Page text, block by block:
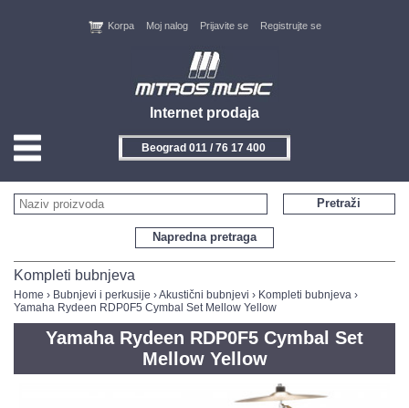
Internet prodaja
Korpa Moj nalog Prijavite se Registrujte se
Beograd 011 / 76 17 400
HOME
KONTAKT
AKCIJE
NOVITETI
Napredna pretraga
Pretraži
Kompleti bubnjeva
Home › Bubnjevi i perkusije ›Akustični bubnjevi › Kompleti bubnjeva ›
Yamaha Rydeen RDP0F5 Cymbal Set Mellow Yellow
Yamaha Rydeen RDP0F5 Cymbal Set
Mellow Yellow